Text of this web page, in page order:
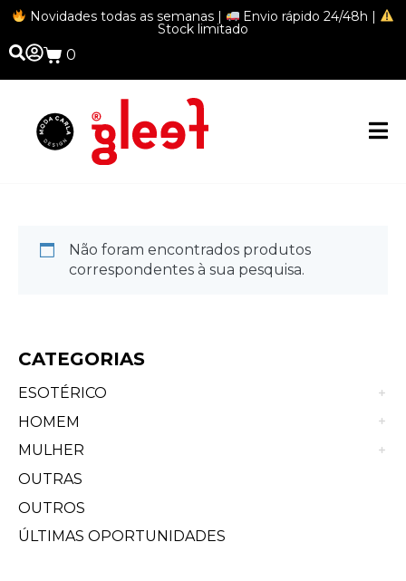
Novidades todas as semanas | Envio rápido 24/48h |
Stock limitado
0
Não foram encontrados produtos
correspondentes à sua pesquisa.
CATEGORIAS
ESOTÉRICO
HOMEM
MULHER
OUTRAS
OUTROS
ÚLTIMAS OPORTUNIDADES